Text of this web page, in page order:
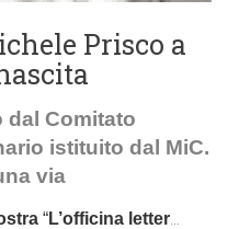
Prisco a
dal Comitato
istituito dal MiC.
via
“L’officina letter